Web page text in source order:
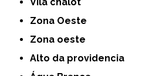
Vila chalot
Zona Oeste
Zona oeste
alto da providencia